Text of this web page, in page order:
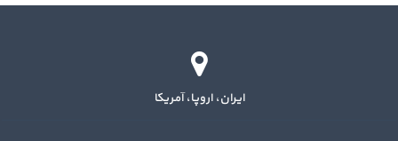
ایران، اروپا، آمریکا